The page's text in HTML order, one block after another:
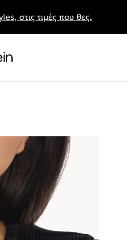
στις τιμές που θες.
επιστροφές εντός 60 ημερών